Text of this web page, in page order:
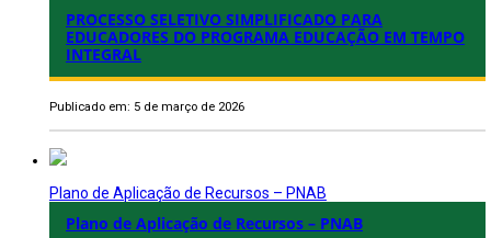
PROCESSO SELETIVO SIMPLIFICADO PARA
EDUCADORES DO PROGRAMA EDUCAÇÃO EM TEMPO
INTEGRAL
Publicado em: 5 de março de 2026
Plano de Aplicação de Recursos – PNAB
Plano de Aplicação de Recursos – PNAB